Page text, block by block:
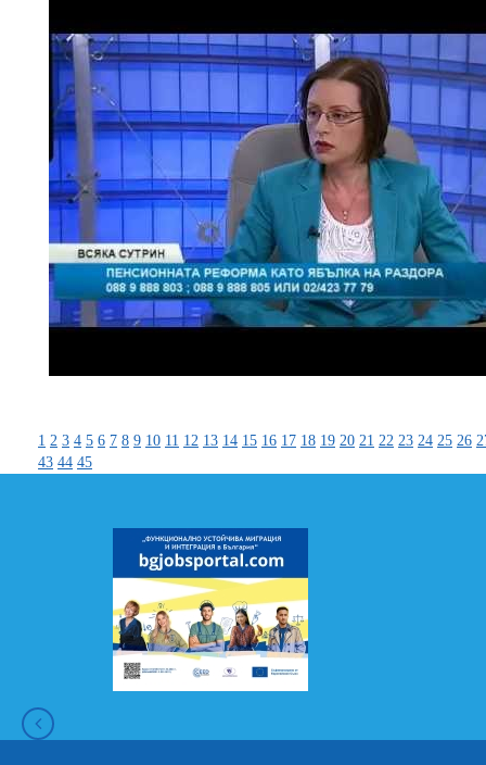
1 2 3 4 5 6 7 8 9 10 11 12 13 14 15 16 17 18 19 20 21 22 23 24 25 26
43 44 45